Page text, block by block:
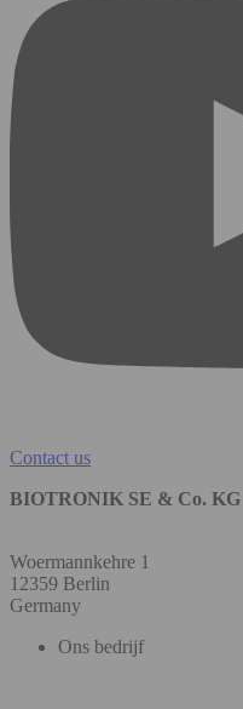
Contact us
BIOTRONIK SE & Co. KG
Woermannkehre 1
12359 Berlin
Germany
Ons bedrijf